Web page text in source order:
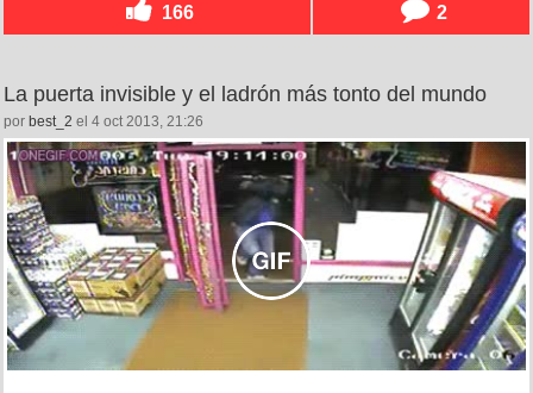
166 2
La puerta invisible y el ladrón más tonto del mundo
por best_2 el 4 oct 2013, 21:26